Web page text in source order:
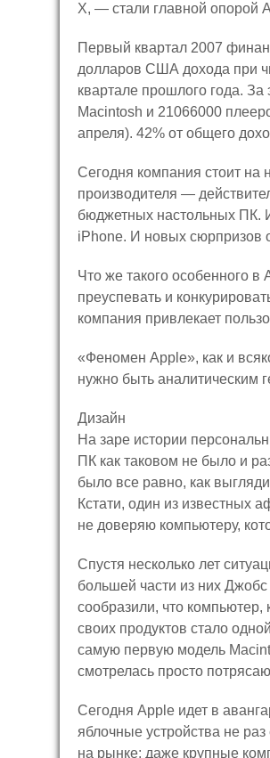
X, — стали главной опорой
Первый квартал 2007
долларов США дохода при
квартале прошлого года.
Macintosh и 21066000
апреля). 42% от общего
Сегодня компания стоит на
производителя —
бюджетных настольных
iPhone. И новых сюрпризов
Что же такого особенного в
преуспевать и
компания привлекает
«Феномен Apple», как и
нужно быть аналитическим
Дизайн
На заре истории
ПК как таковом не было и
было все равно, как
Кстати, один из известных
не доверяю компьютеру,
Спустя несколько лет
большей части из них
сообразили, что
своих продуктов стало
самую первую модель
смотрелась просто
Сегодня Apple идет в
яблочные устройства не
на рынке: даже крупные